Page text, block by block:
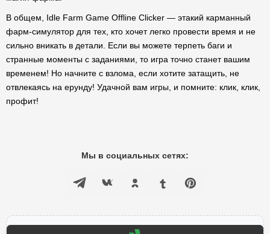
В общем, Idle Farm Game Offline Clicker — этакий карманный
фарм-симулятор для тех, кто хочет легко провести время и не
сильно вникать в детали. Если вы можете терпеть баги и
странные моменты с заданиями, то игра точно станет вашим
временем! Но начните с взлома, если хотите затащить, не
отвлекаясь на ерунду! Удачной вам игры, и помните: клик, клик,
профит!
Мы в социальных сетях: